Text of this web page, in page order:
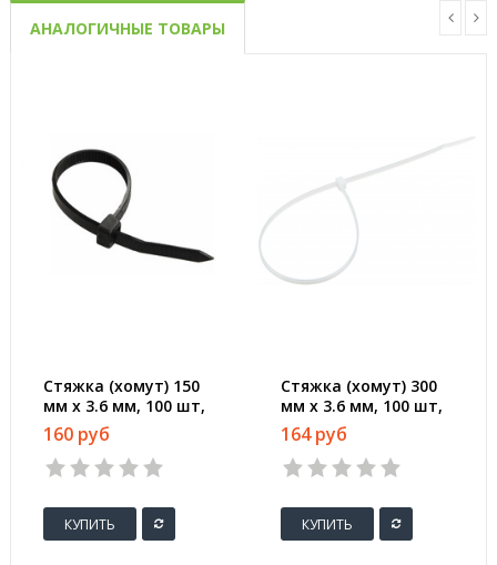
АНАЛОГИЧНЫЕ ТОВАРЫ
Стяжка (хомут) 150
мм х 3.6 мм, 100 шт,
нейлон, Rexant,
черный, 07-0151-4
160 руб
КУПИТЬ
Стяжка (хомут) 300
мм х 3.6 мм, 100 шт,
нейлон, Rexant,
белый, 07-0300
164 руб
КУПИТЬ